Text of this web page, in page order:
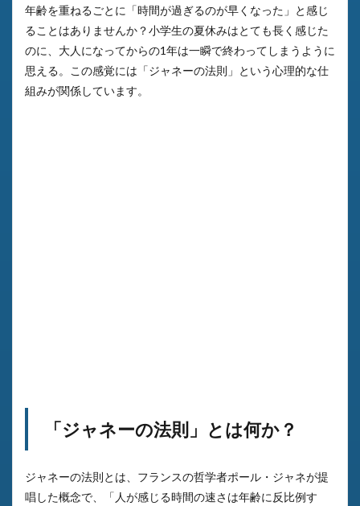
年齢を重ねるごとに「時間が過ぎるのが早くなった」と感じ
ることはありませんか？小学生の夏休みはとても長く感じた
のに、大人になってからの1年は一瞬で終わってしまうように
思える。この感覚には「ジャネーの法則」という心理的な仕
組みが関係しています。
「ジャネーの法則」とは何か？
ジャネーの法則とは、フランスの哲学者ポール・ジャネが提
唱した概念で、「人が感じる時間の速さは年齢に反比例す